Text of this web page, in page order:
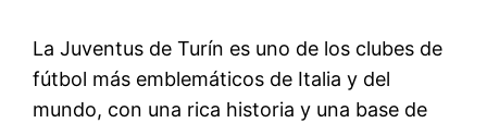
La Juventus de Turín es uno de los clubes de
fútbol más emblemáticos de Italia y del
mundo, con una rica historia y una base de